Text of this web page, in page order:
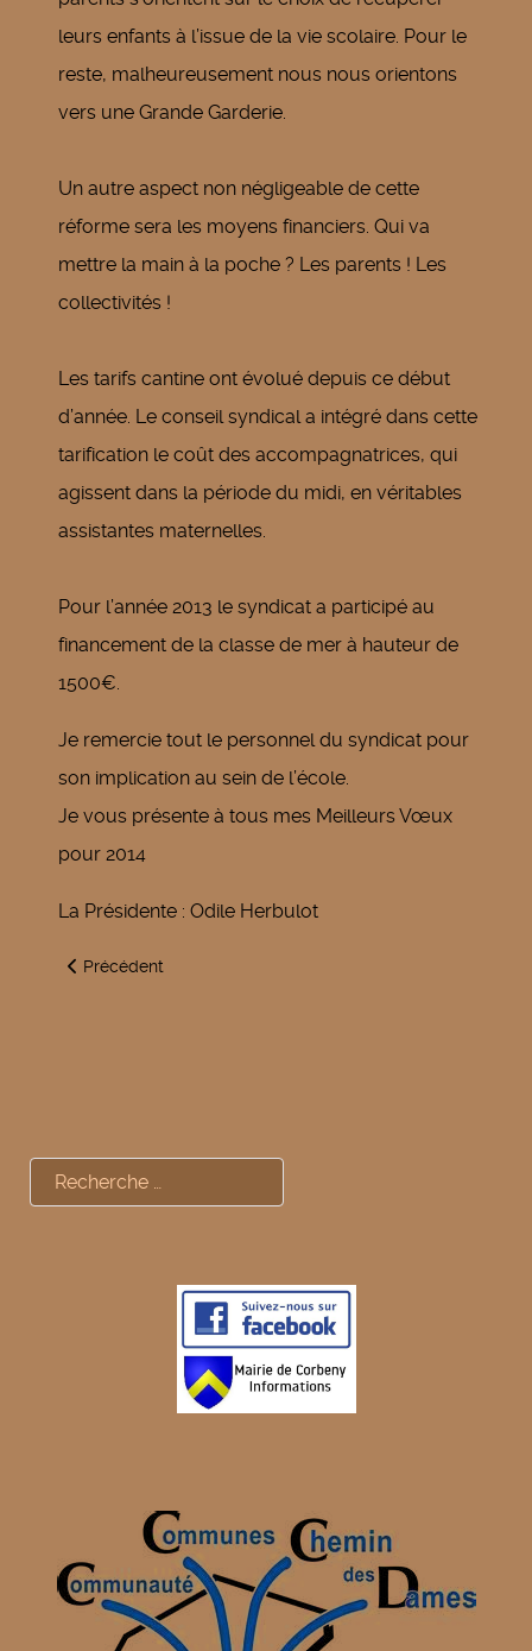
leurs enfants à l’issue de la vie scolaire. Pour le
reste, malheureusement nous nous orientons
vers une Grande Garderie.
Un autre aspect non négligeable de cette
réforme sera les moyens financiers. Qui va
mettre la main à la poche ? Les parents ! Les
collectivités !
Les tarifs cantine ont évolué depuis ce début
d’année. Le conseil syndical a intégré dans cette
tarification le coût des accompagnatrices, qui
agissent dans la période du midi, en véritables
assistantes maternelles.
Pour l’année 2013 le syndicat a participé au
financement de la classe de mer à hauteur de
1500€.
Je remercie tout le personnel du syndicat pour
son implication au sein de l’école.
Je vous présente à tous mes Meilleurs Vœux
pour 2014
La Présidente : Odile Herbulot
Article précédent : Accro branches
Précédent
Rechercher